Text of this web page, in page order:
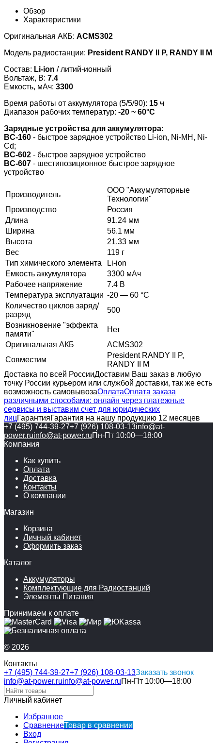
Обзор
Характеристики
Оригинальная АКБ: ACMS302
Модель радиостанции: President RANDY II P, RANDY II M
Состав: Li-ion / литий-ионный
Вольтаж, В: 7.4
Емкость, мАч: 3300
Время работы от аккумулятора (5/5/90): 15 ч
Диапазон рабочих температур: -20 ~ 60°С
Зарядные устройства для аккумулятора:
BC-160 - быстрое зарядное устройство Li-ion, Ni-MH, Ni-
Cd;
BC-602 - быстрое зарядное устройство
BC-607 - шестипозиционное быстрое зарядное
устройство
Производитель
ООО "Аккумуляторные
Технологии"
Производство
Россия
Длина
91.24 мм
Ширина
56.1 мм
Высота
21.33 мм
Вес
119 г
Тип химического элемента
Li-ion
Емкость аккумулятора
3300 мАч
Рабочее напряжение
7.4 В
Температура эксплуатации -20 — 60 °C
Количество циклов заряд/
разряд
500
Возникновение "эффекта
памяти"
Нет
Оригинальная АКБ
ACMS302
Совместим
President RANDY II P,
RANDY II M
Доставка по всей РоссииДоставим Ваш заказ в любую
точку России курьером или службой доставки, так же есть
возможность самовывозаОплатаОплата заказа
различными способами: онлайн через платежные
сервисы и выставим счет для юридических
лицГарантияГарантия на нашу продукцию 12 месяцев
+7 (495) 744-39-27+7 (926) 108-03-13info@at-
power.ruinfo@at-power.ruПн-Пт 10:00—18:00
Компания
Как купить
Оплата
Доставка
Контакты
О компании
Магазин
Корзина
Личный кабинет
Оформить заказ
Каталог
Аккумуляторы
Комплектующие для Радиостанций
Элементы Питания
Принимаем к оплате
© 2026
Контакты
+7 (495) 744-39-27+7 (926) 108-03-13Заказать звонок
info@at-power.ruinfo@at-power.ruПн-Пт 10:00—18:00
Личный кабинет
Избранное
СравнениеТовар в сравнении
Вход